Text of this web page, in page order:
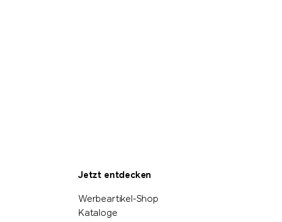
Jetzt entdecken
Werbeartikel-Shop
Kataloge